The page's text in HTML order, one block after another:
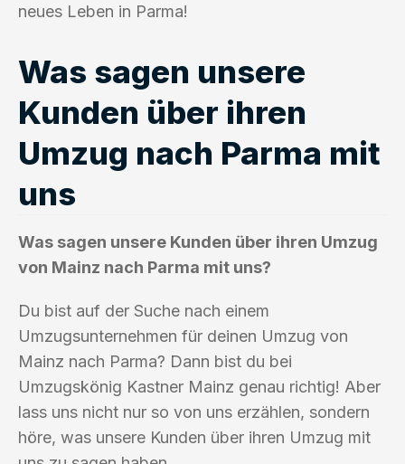
neues Leben in Parma!
Was sagen unsere
Kunden über ihren
Umzug nach Parma mit
uns
Was sagen unsere Kunden über ihren Umzug
von Mainz nach Parma mit uns?
Du bist auf der Suche nach einem
Umzugsunternehmen für deinen Umzug von
Mainz nach Parma? Dann bist du bei
Umzugskönig Kastner Mainz genau richtig! Aber
lass uns nicht nur so von uns erzählen, sondern
höre, was unsere Kunden über ihren Umzug mit